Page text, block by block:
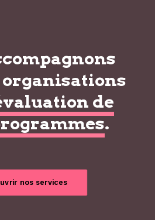
organisations
de
.
nos services